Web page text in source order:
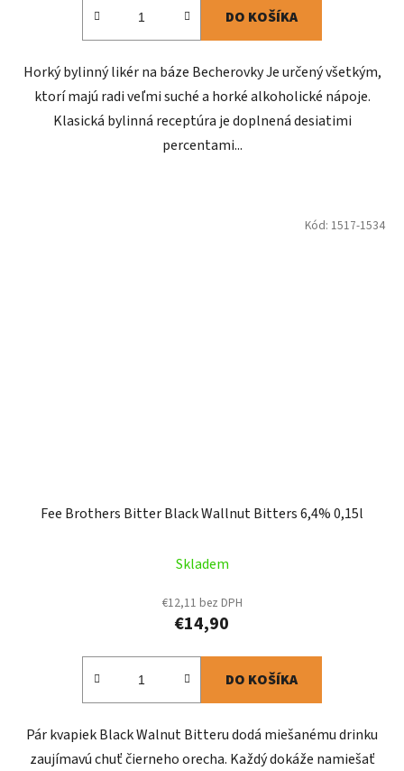
DO KOŠÍKA
Horký bylinný likér na báze Becherovky Je určený všetkým,
ktorí majú radi veľmi suché a horké alkoholické nápoje.
Klasická bylinná receptúra je doplnená desiatimi
percentami...
Fee Brothers Bitter Black Wallnut Bitters 6,4% 0,15l
Skladem
€12,11 bez DPH
€14,90
DO KOŠÍKA
Pár kvapiek Black Walnut Bitteru dodá miešanému drinku
zaujímavú chuť čierneho orecha. Každý dokáže namiešať
Kód: 1517-1534